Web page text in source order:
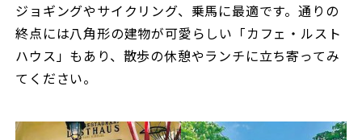
ジョギングやサイクリング、乗馬に最適です。通りの
終点には八角形の建物が可愛らしい「カフェ・ルスト
ハウス」もあり、散歩の休憩やランチに立ち寄ってみ
てください。